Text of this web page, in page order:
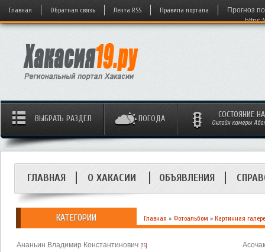
Главная Обратная связь Лента RSS Правила портала
Прогноз
ВЫБРАТЬ РАЗДЕЛ ПОГОДА СОСТОЯНИЕ
Онлайн камеры
ГЛАВНАЯ О ХАКАСИИ ОБЪЯВЛЕНИЯ
КАТЕГОРИИ Главная » Фотоальбом » Картинная
Ананьин Владимир Константинович [15]